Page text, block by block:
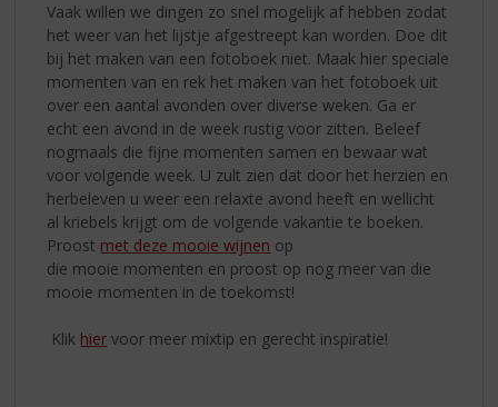
Vaak willen we dingen zo snel mogelijk af hebben zodat
het weer van het lijstje afgestreept kan worden. Doe dit
bij het maken van een fotoboek niet. Maak hier speciale
momenten van en rek het maken van het fotoboek uit
over een aantal avonden over diverse weken. Ga er
echt een avond in de week rustig voor zitten. Beleef
nogmaals die fijne momenten samen en bewaar wat
voor volgende week. U zult zien dat door het herzien en
herbeleven u weer een relaxte avond heeft en wellicht
al kriebels krijgt om de volgende vakantie te boeken.
Proost met deze mooie wijnen op
die mooie momenten en proost op nog meer van die
mooie momenten in de toekomst!
Klik hier voor meer mixtip en gerecht inspiratie!